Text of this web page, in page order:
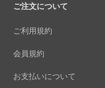
ご注文について
ご利用規約
会員規約
お支払いについて